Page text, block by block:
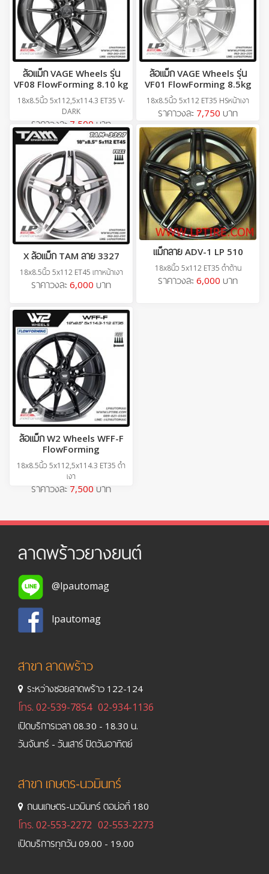
ล้อแม็ก VAGE Wheels รุ่น
VF08 FlowForming 8.10 kg
18x8.5นิ้ว 5x112,5x114.3 ET35 V-
DARK
ราคาวงละ 7,500 บาท
ล้อแม็ก VAGE Wheels รุ่น
VF01 FlowForming 8.5kg
18x8.5นิ้ว 5x112 ET35 HSหน้าเงา
ราคาวงละ 7,750 บาท
X ล้อแม็ก TAM ลาย 3327
18x8.5นิ้ว 5x112 ET45 เทาหน้าเงา
ราคาวงละ 6,000 บาท
แม็กลาย ADV-1 LP 510
18x8นิ้ว 5x112 ET35 ดำด้าน
ราคาวงละ 6,000 บาท
ล้อแม็ก W2 Wheels WFF-F
FlowForming
18x8.5นิ้ว 5x112,5x114.3 ET35 ดำ
เงา
ราคาวงละ 7,500 บาท
ลาดพร้าวยางยนต์
@lpautomag
lpautomag
สาขา ลาดพร้าว
ระหว่างซอยลาดพร้าว 122-124
โทร. 02-539-7854 02-934-1136
เปิดบริการเวลา 08.30 - 18.30 น.
วันจันทร์ - วันเสาร์ ปิดวันอาทิตย์
สาขา เกษตร-นวมินทร์
ถนนเกษตร-นวมินทร์ ตอม่อที่ 180
โทร. 02-553-2272 02-553-2273
เปิดบริการทุกวัน 09.00 - 19.00